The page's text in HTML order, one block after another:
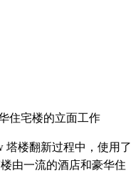
住宅楼的立面工作
塔楼翻新过程中，使用了
由一流的酒店和豪华住